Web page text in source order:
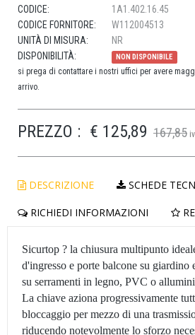
CODICE:
1A1.402.16.45
CODICE FORNITORE:
W112004513
UNITÀ DI MISURA:
NR
DISPONIBILITÀ:
NON DISPONIBILE
si prega di contattare i nostri uffici per avere
arrivo.
PREZZO : € 125,89 167,85
DESCRIZIONE SCHEDE
RICHIEDI INFORMAZIONI
Sicurtop ? la chiusura multipunto
d'ingresso e porte balcone su giardino
su serramenti in legno, PVC o
La chiave aziona progressivamente
bloccaggio per mezzo di una
riducendo notevolmente lo sforzo